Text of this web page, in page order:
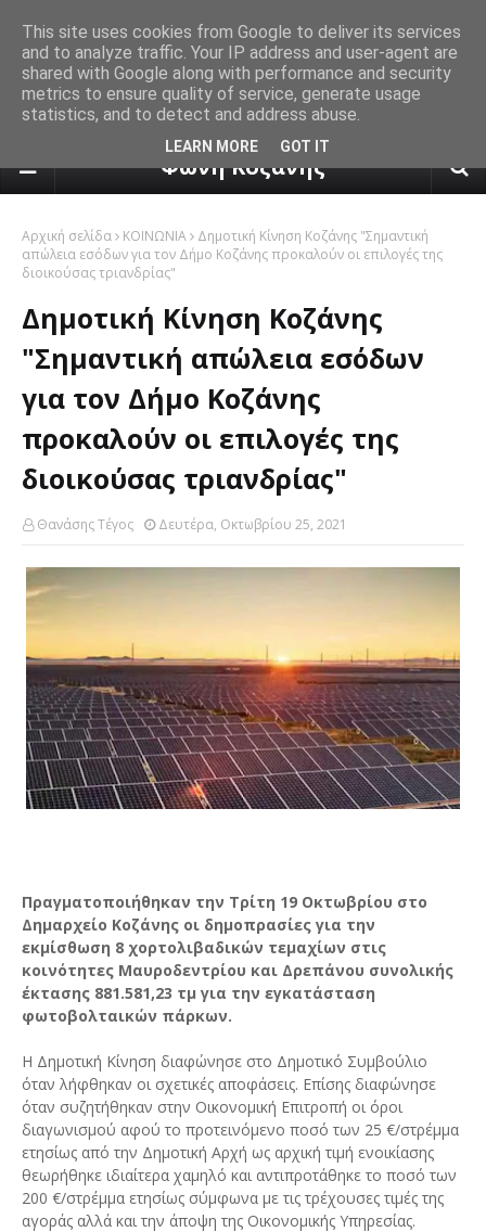
πρόγνωση καιρού από το
Φωνή Κοζάνης
Αρχική σελίδα ΚΟΙΝΩΝΙΑ
Δημοτική Κίνηση Κοζάνης "Σημαντική
απώλεια εσόδων για τον Δήμο Κοζάνης προκαλούν οι επιλογές της
διοικούσας τριανδρίας"
Δημοτική Κίνηση Κοζάνης
"Σημαντική απώλεια εσόδων
για τον Δήμο Κοζάνης
προκαλούν οι επιλογές της
διοικούσας τριανδρίας"
Θανάσης Τέγος Δευτέρα, Οκτωβρίου 25, 2021
Πραγματοποιήθηκαν την Τρίτη 19 Οκτωβρίου στο
Δημαρχείο Κοζάνης οι δημοπρασίες για την
εκμίσθωση 8 χορτολιβαδικών τεμαχίων στις
κοινότητες Μαυροδεντρίου και Δρεπάνου συνολικής
έκτασης 881.581,23 τμ για την εγκατάσταση
φωτοβολταικών πάρκων.
Η Δημοτική Κίνηση διαφώνησε στο Δημοτικό Συμβούλιο
όταν λήφθηκαν οι σχετικές αποφάσεις. Επίσης διαφώνησε
όταν συζητήθηκαν στην Οικονομική Επιτροπή οι όροι
διαγωνισμού αφού το προτεινόμενο ποσό των 25 €/στρέμμα
ετησίως από την Δημοτική Αρχή ως αρχική τιμή ενοικίασης
θεωρήθηκε ιδιαίτερα χαμηλό και αντιπροτάθηκε το ποσό των
200 €/στρέμμα ετησίως σύμφωνα με τις τρέχουσες τιμές της
αγοράς αλλά και την άποψη της Οικονομικής Υπηρεσίας.
This site uses cookies from Google to deliver its services
and to analyze traffic. Your IP address and user-agent are
shared with Google along with performance and security
metrics to ensure quality of service, generate usage
statistics, and to detect and address abuse.
LEARN MORE GOT IT